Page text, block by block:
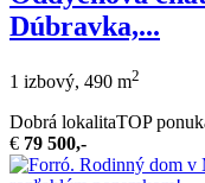
Dúbravka,...
1 izbový, 490 m2
Dobrá lokalitaTOP
€ 79 500,-